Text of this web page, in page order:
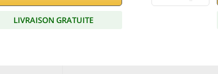
LIVRAISON GRATUITE